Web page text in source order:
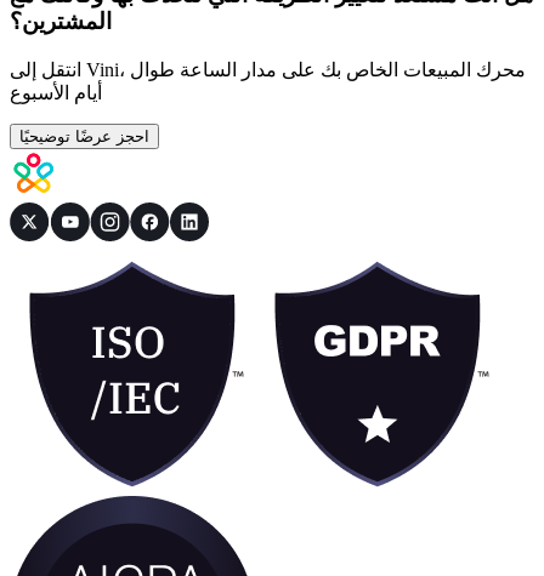
المشترين؟
انتقل إلى Vini، محرك المبيعات الخاص بك على مدار الساعة طوال
أيام الأسبوع
احجز عرضًا توضيحيًا